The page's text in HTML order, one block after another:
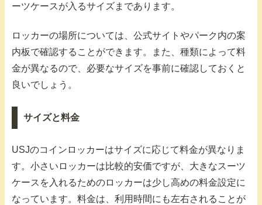
ーツケースが入るサイズまであります。
ロッカーの場所については、公式サイトやパーク内の案
内板で確認することができます。また、種類によって料
金が異なるので、必要なサイズを事前に確認しておくと
良いでしょう。
サイズと料金
USJのコインロッカーはサイズに応じて料金が異なりま
す。小さいロッカーは比較的安価ですが、大きなスーツ
ケースを入れるためのロッカーは少し高めの料金設定に
なっています。料金は、利用時間にも左右されることが